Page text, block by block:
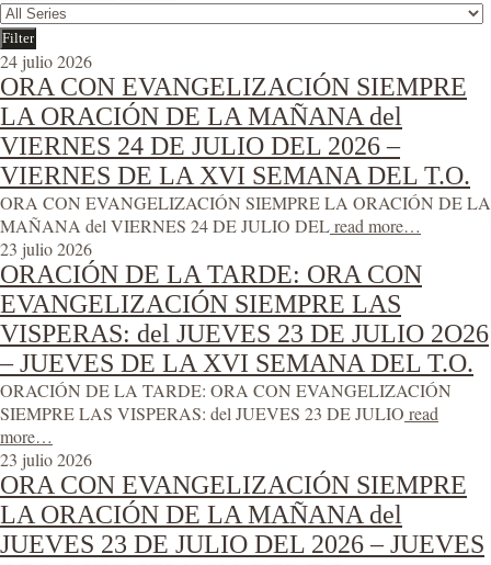
24 julio 2026
ORA CON EVANGELIZACIÓN SIEMPRE
LA ORACIÓN DE LA MAÑANA del
VIERNES 24 DE JULIO DEL 2026 –
VIERNES DE LA XVI SEMANA DEL T.O.
ORA CON EVANGELIZACIÓN SIEMPRE LA ORACIÓN DE LA
MAÑANA del VIERNES 24 DE JULIO DELread more…
23 julio 2026
ORACIÓN DE LA TARDE: ORA CON
EVANGELIZACIÓN SIEMPRE LAS
VISPERAS: del JUEVES 23 DE JULIO 2O26
– JUEVES DE LA XVI SEMANA DEL T.O.
ORACIÓN DE LA TARDE: ORA CON EVANGELIZACIÓN
SIEMPRE LAS VISPERAS: del JUEVES 23 DE JULIO read
more…
23 julio 2026
ORA CON EVANGELIZACIÓN SIEMPRE
LA ORACIÓN DE LA MAÑANA del
JUEVES 23 DE JULIO DEL 2026 – JUEVES